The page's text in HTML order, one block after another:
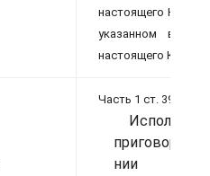
на­стоящего
ука­занном в п.
настоящего
Часть 1 ст. 398:
приговора
нии